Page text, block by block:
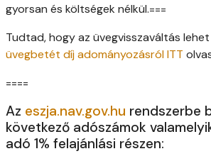
gyorsan és költségek nélkül.===
Tudtad, hogy az üvegvisszaváltás
üvegbetét díj adományozásról ITT
====
Az eszja.nav.gov.hu rendszerbe
következő adószámok
adó 1% felajánlási részen: